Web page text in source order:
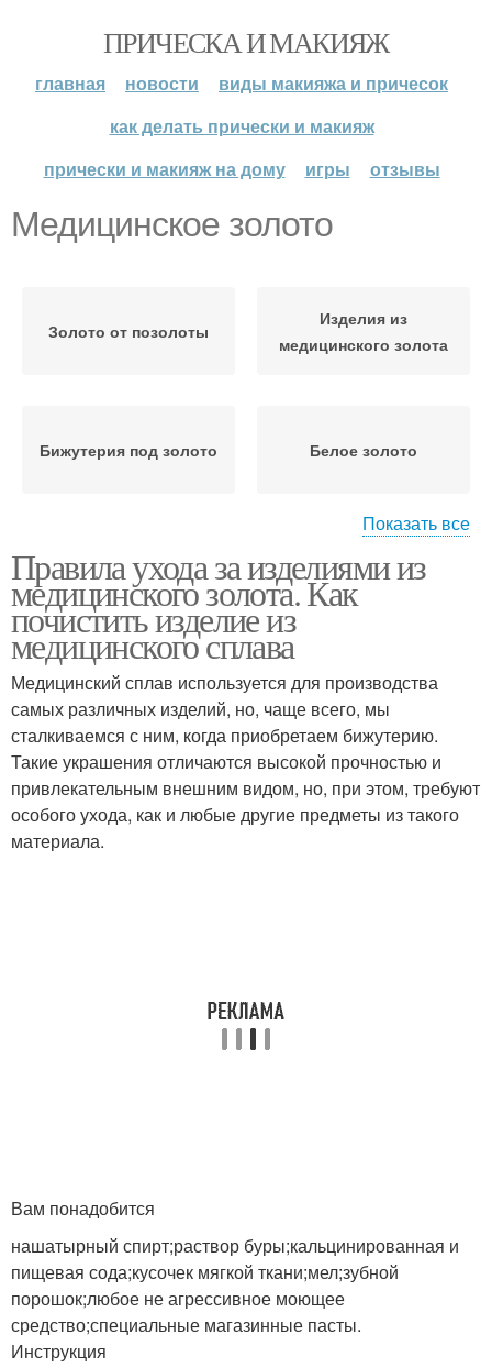
ПРИЧЕСКА И МАКИЯЖ
главная новости
виды макияжа и причесок
как делать прически и макияж
прически и макияж на дому
игры отзывы
Медицинское золото
Золото от позолоты
Изделия из
медицинского золота
Бижутерия под золото Белое золото
медицинского сплава
медицинской стали
Медицинский металл
Украшения из
медицинской стали
Медицинская сталь Медицинский сплав
Показать все
Правила ухода за изделиями из
медицинского золота. Как
почистить изделие из
медицинского сплава
Медицинский сплав используется для производства
самых различных изделий, но, чаще всего, мы
сталкиваемся с ним, когда приобретаем бижутерию.
Такие украшения отличаются высокой прочностью и
привлекательным внешним видом, но, при этом, требуют
особого ухода, как и любые другие предметы из такого
материала.
Вам понадобится
нашатырный спирт;раствор буры;кальцинированная и
пищевая сода;кусочек мягкой ткани;мел;зубной
порошок;любое не агрессивное моющее
средство;специальные магазинные пасты.
Инструкция